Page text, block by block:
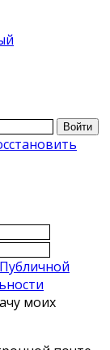
Войти
Публичной
моих